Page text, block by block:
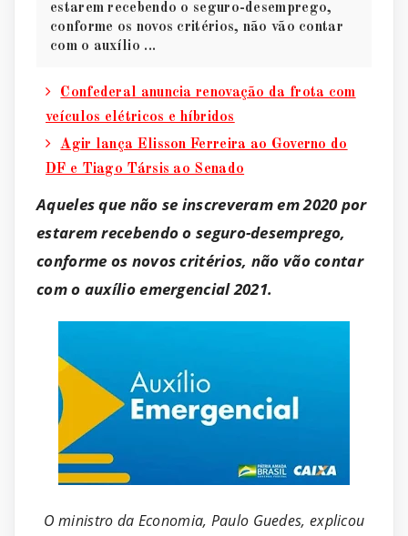
estarem recebendo o seguro-desemprego,
conforme os novos critérios, não vão contar
com o auxílio ...
Confederal anuncia renovação da frota com
veículos elétricos e híbridos
Agir lança Elisson Ferreira ao Governo do
DF e Tiago Társis ao Senado
Aqueles que não se inscreveram em 2020 por
estarem recebendo o seguro-desemprego,
conforme os novos critérios, não vão contar
com o auxílio emergencial 2021.
O ministro da Economia, Paulo Guedes, explicou